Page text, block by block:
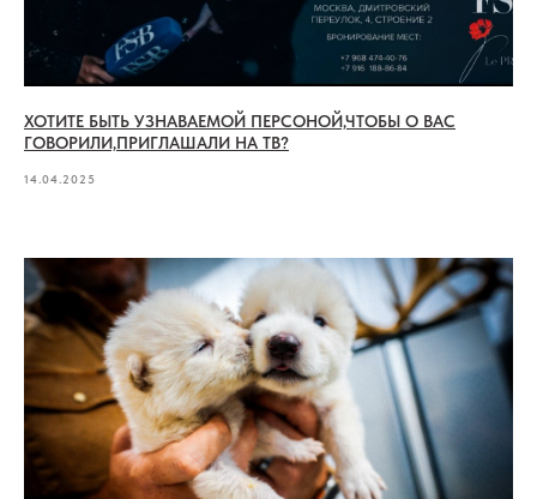
ХОТИТЕ БЫТЬ УЗНАВАЕМОЙ ПЕРСОНОЙ,ЧТОБЫ О ВАС
ГОВОРИЛИ,ПРИГЛАШАЛИ НА ТВ?
14.04.2025